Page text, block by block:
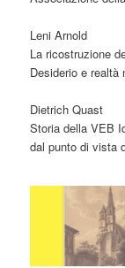
Leni Arnold
La ricostruzione
Desiderio e realtà
Dietrich Quast
Storia della VEB
dal punto di vista